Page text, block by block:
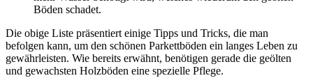
Böden schadet.
Die obige Liste präsentiert einige Tipps und Tricks, die man
befolgen kann, um den schönen Parkettböden ein langes Leben zu
gewährleisten. Wie bereits erwähnt, benötigen gerade die geölten
und gewachsten Holzböden eine spezielle Pflege.